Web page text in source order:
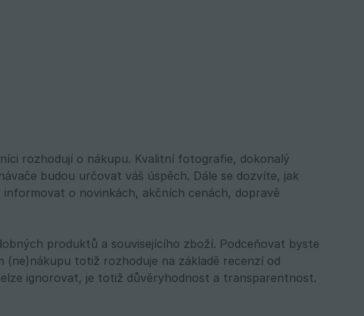
rozhodují o nákupu. Kvalitní fotografie, dokonalý
budou určovat váš úspěch. Dále se dozvíte, jak
o novinkách, akčních cenách, dopravě
produktů a souvisejícího zboží. Podceňovat byste
(ne)nákupu totiž rozhoduje na základě recenzí od
ignorovat, je totiž důvěryhodnost a transparentnost.